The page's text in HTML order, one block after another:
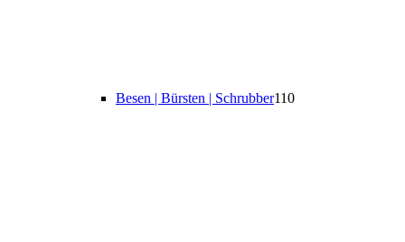
Besen | Bürsten | Schrubber110